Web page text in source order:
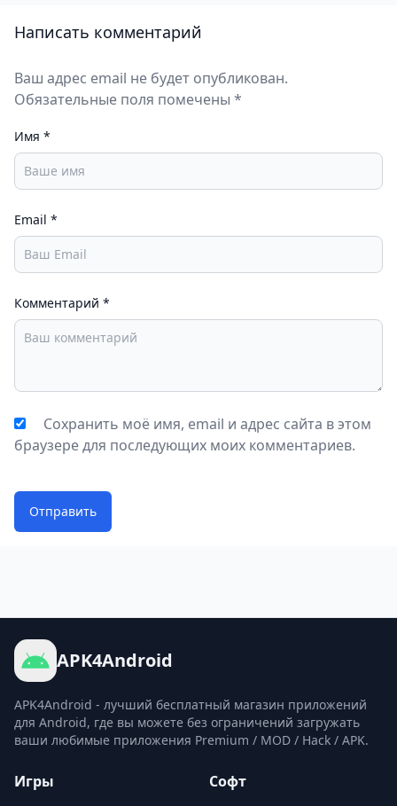
Написать комментарий
Ваш адрес email не будет опубликован.
Обязательные поля помечены *
Имя *
Email *
Комментарий *
Сохранить моё имя, email и адрес сайта в этом
браузере для последующих моих комментариев.
Отправить
APK4Android
APK4Android - лучший бесплатный магазин приложений
для Android, где вы можете без ограничений загружать
ваши любимые приложения Premium / MOD / Hack / APK.
Игры Софт